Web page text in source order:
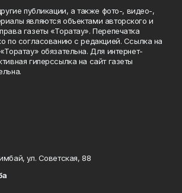
публикации, а также фото-, видео-,
являются объектами авторского и
газеты «Торатау». Перепечатка
по согласованию с редакцией. Ссылка на
обязательна. Для интернет-
гиперссылка на сайт газеты
ул. Советская, 88